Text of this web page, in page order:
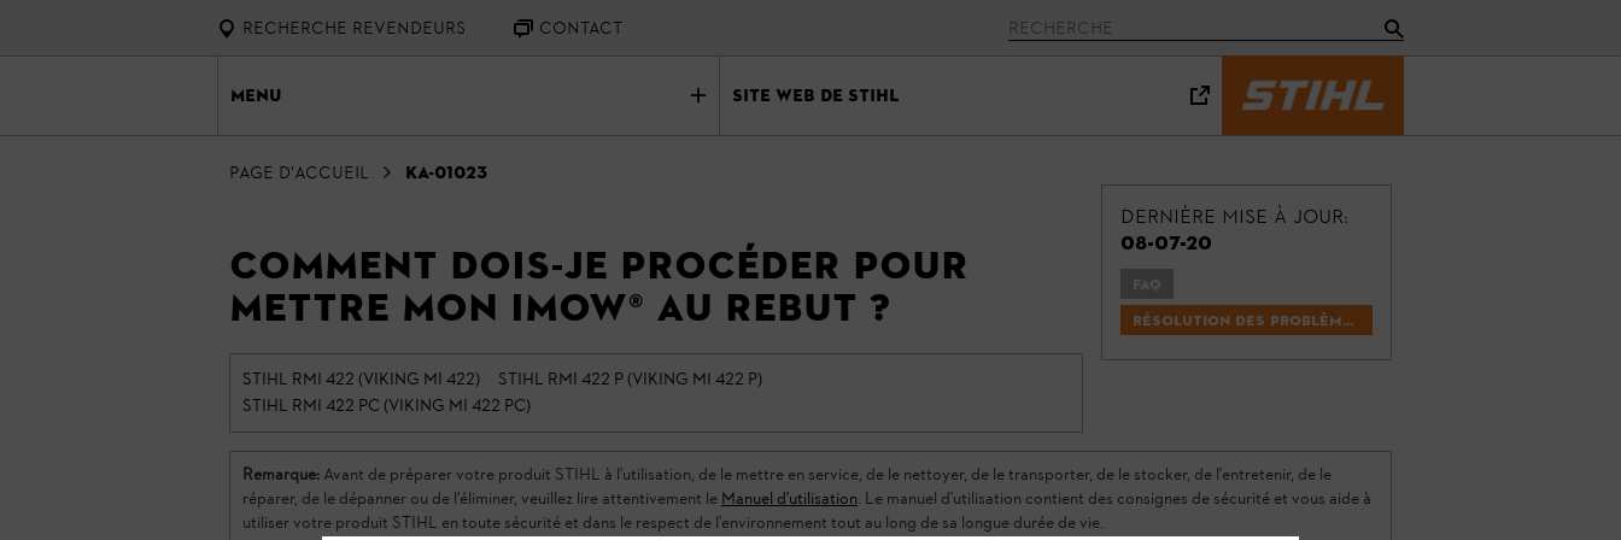
RECHERCHE REVENDEURS CONTACT
Menu Site Web de STIHL
Page d'accueil KA-01023
Comment dois-je procéder pour
mettre mon iMOW® au rebut ?
STIHL RMI 422 (VIKING MI 422)
STIHL RMI 422 P (VIKING MI 422 P)
STIHL RMI 422 PC (VIKING MI 422 PC)
Dernière mise à jour:
08-07-20
FAQ
Résolution des problèmes
Remarque: Avant de préparer votre produit STIHL à l'utilisation, de le mettre en service, de le nettoyer, de le transporter, de le stocker, de l'entretenir, de le
réparer, de le dépanner ou de l'éliminer, veuillez lire attentivement leManuel d'utilisation. Le manuel d'utilisation contient des consignes de sécurité et vous aide à
utiliser votre produit STIHL en toute sécurité et dans le respect de l'environnement tout au long de sa longue durée de vie.